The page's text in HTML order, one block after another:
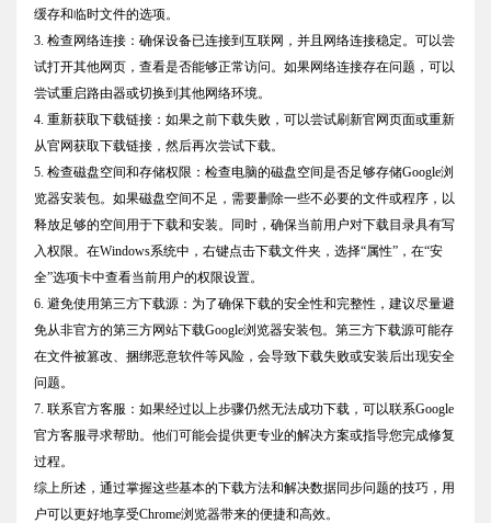
缓存和临时文件的选项。
3. 检查网络连接：确保设备已连接到互联网，并且网络连接稳定。可以尝
试打开其他网页，查看是否能够正常访问。如果网络连接存在问题，可以
尝试重启路由器或切换到其他网络环境。
4. 重新获取下载链接：如果之前下载失败，可以尝试刷新官网页面或重新
从官网获取下载链接，然后再次尝试下载。
5. 检查磁盘空间和存储权限：检查电脑的磁盘空间是否足够存储Google浏
览器安装包。如果磁盘空间不足，需要删除一些不必要的文件或程序，以
释放足够的空间用于下载和安装。同时，确保当前用户对下载目录具有写
入权限。在Windows系统中，右键点击下载文件夹，选择“属性”，在“安
全”选项卡中查看当前用户的权限设置。
6. 避免使用第三方下载源：为了确保下载的安全性和完整性，建议尽量避
免从非官方的第三方网站下载Google浏览器安装包。第三方下载源可能存
在文件被篡改、捆绑恶意软件等风险，会导致下载失败或安装后出现安全
问题。
7. 联系官方客服：如果经过以上步骤仍然无法成功下载，可以联系Google
官方客服寻求帮助。他们可能会提供更专业的解决方案或指导您完成修复
过程。
综上所述，通过掌握这些基本的下载方法和解决数据同步问题的技巧，用
户可以更好地享受Chrome浏览器带来的便捷和高效。